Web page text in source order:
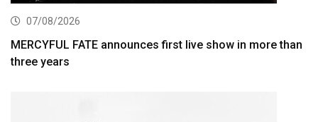
07/08/2026
MERCYFUL FATE announces first live show in more than
three years